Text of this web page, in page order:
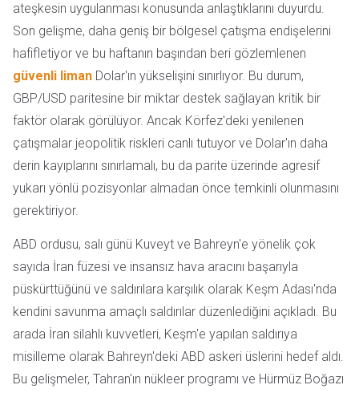
ateşkesin uygulanması konusunda anlaştıklarını duyurdu.
Son gelişme, daha geniş bir bölgesel çatışma endişelerini
hafifletiyor ve bu haftanın başından beri gözlemlenen
güvenli liman Dolar'ın yükselişini sınırlıyor. Bu durum,
GBP/USD paritesine bir miktar destek sağlayan kritik bir
faktör olarak görülüyor. Ancak Körfez'deki yenilenen
çatışmalar jeopolitik riskleri canlı tutuyor ve Dolar'ın daha
derin kayıplarını sınırlamalı, bu da parite üzerinde agresif
yukarı yönlü pozisyonlar almadan önce temkinli olunmasını
gerektiriyor.
ABD ordusu, salı günü Kuveyt ve Bahreyn'e yönelik çok
sayıda İran füzesi ve insansız hava aracını başarıyla
püskürttüğünü ve saldırılara karşılık olarak Keşm Adası'nda
kendini savunma amaçlı saldırılar düzenlediğini açıkladı. Bu
arada İran silahlı kuvvetleri, Keşm'e yapılan saldırıya
misilleme olarak Bahreyn'deki ABD askeri üslerini hedef aldı.
Bu gelişmeler, Tahran'ın nükleer programı ve Hürmüz Boğazı